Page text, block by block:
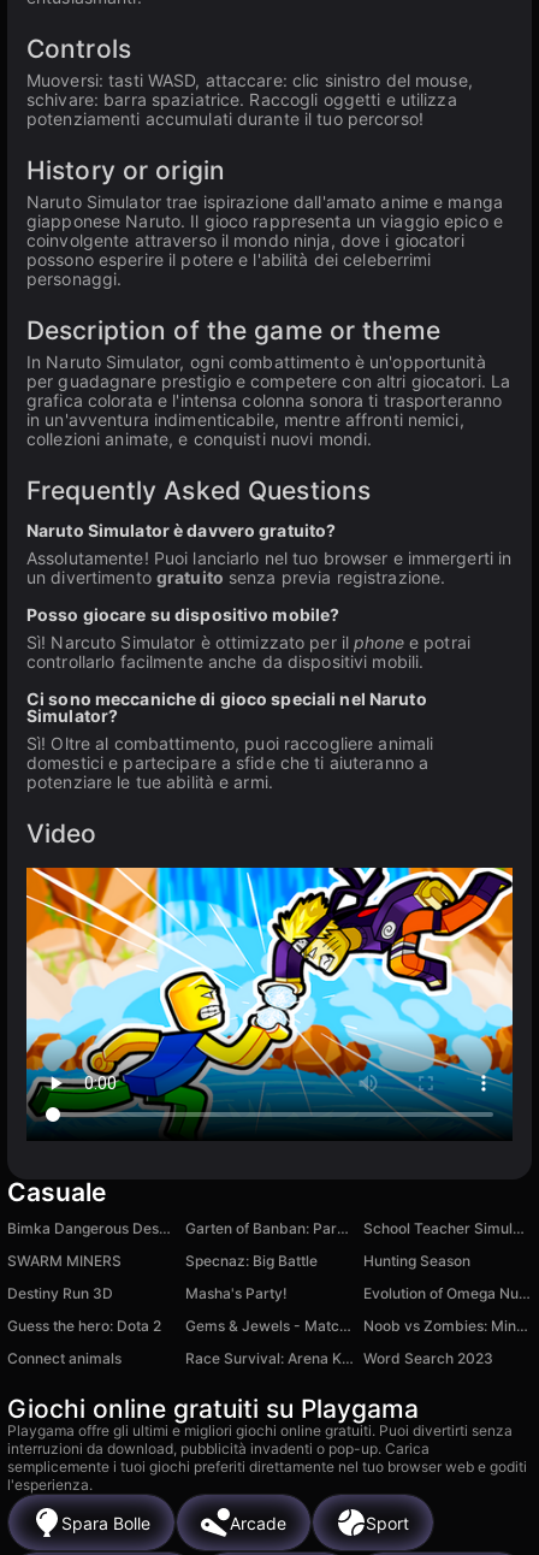
Controls
Muoversi: tasti WASD, attaccare: clic sinistro del mouse,
schivare: barra spaziatrice. Raccogli oggetti e utilizza
potenziamenti accumulati durante il tuo percorso!
History or origin
Naruto Simulator trae ispirazione dall'amato anime e manga
giapponese Naruto. Il gioco rappresenta un viaggio epico e
coinvolgente attraverso il mondo ninja, dove i giocatori
possono esperire il potere e l'abilità dei celeberrimi
personaggi.
Description of the game or theme
In Naruto Simulator, ogni combattimento è un'opportunità
per guadagnare prestigio e competere con altri giocatori. La
grafica colorata e l'intensa colonna sonora ti trasporteranno
in un'avventura indimenticabile, mentre affronti nemici,
collezioni animate, e conquisti nuovi mondi.
Frequently Asked Questions
Naruto Simulator è davvero gratuito?
Assolutamente! Puoi lanciarlo nel tuo browser e immergerti in
un divertimento gratuito senza previa registrazione.
Posso giocare su dispositivo mobile?
Sì! Narcuto Simulator è ottimizzato per ilphonee potrai
controllarlo facilmente anche da dispositivi mobili.
Ci sono meccaniche di gioco speciali nel Naruto
Simulator?
Sì! Oltre al combattimento, puoi raccogliere animali
domestici e partecipare a sfide che ti aiuteranno a
potenziare le tue abilità e armi.
Video
Casuale
Bimka Dangerous Descent 2!!! Garten of Banban: Parkour
School Teacher Simulator
SWARM MINERS
Specnaz: Big Battle
Hunting Season
Destiny Run 3D
Masha's Party!
Evolution of Omega Nuggets: Clicker
Guess the hero: Dota 2
Gems & Jewels - Match 3
Noob vs Zombies: Mine Madness
Connect animals
Race Survival: Arena King Word Search 2023
Giochi online gratuiti su Playgama
Playgama offre gli ultimi e migliori giochi online gratuiti. Puoi divertirti senza
interruzioni da download, pubblicità invadenti o pop-up. Carica
semplicemente i tuoi giochi preferiti direttamente nel tuo browser web e goditi
l'esperienza.
Spara Bolle Arcade Sport